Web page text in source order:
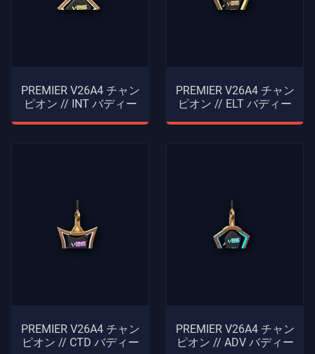
PREMIER V26A4 チャン
ピオン // INT バディー
PREMIER V26A4 チャン
ピオン // ELT バディー
PREMIER V26A4 チャン
ピオン // CTD バディー
PREMIER V26A4 チャン
ピオン // ADV バディー